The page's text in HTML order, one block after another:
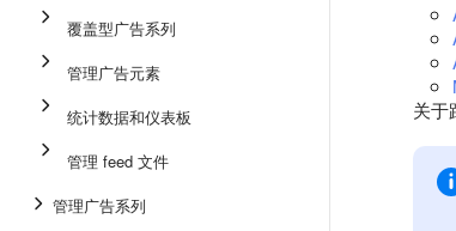
覆盖型广告系列
管理广告元素
统计数据和仪表板
管理 feed 文件
管理广告系列
关于